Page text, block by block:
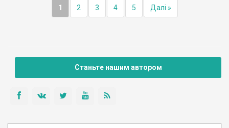
1 2 3 4 5 Далі »
Станьте нашим автором